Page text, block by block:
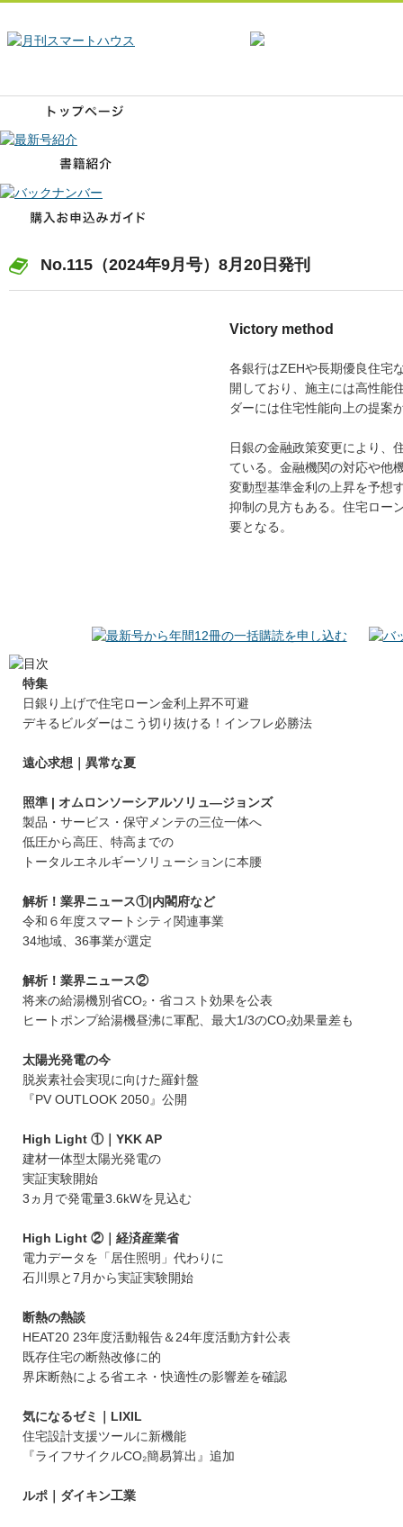
No.115（2024年9月号）8月20日発刊
Victory method
各銀行はZEHや長期優良住宅
開しており、施主には高性能
ダーには住宅性能向上の提案
日銀の金融政策変更により、
ている。金融機関の対応や他
変動型基準金利の上昇を予想
抑制の見方もある。住宅ロー
要となる。
特集
日銀り上げで住宅ローン金利上昇不可避
デキるビルダーはこう切り抜ける！インフレ必勝法
遠心求想｜異常な夏
照準 | オムロンソーシアルソリュ―ジョンズ
製品・サービス・保守メンテの三位一体へ
低圧から高圧、特高までの
トータルエネルギーソリューションに本腰
解析！業界ニュース①|内閣府など
令和６年度スマートシティ関連事業
34地域、36事業が選定
解析！業界ニュース②
将来の給湯機別省CO₂・省コスト効果を公表
ヒートポンプ給湯機昼沸に軍配、最大1/3のCO₂効果量差も
太陽光発電の今
脱炭素社会実現に向けた羅針盤
『PV OUTLOOK 2050』公開
High Light ①｜YKK AP
建材一体型太陽光発電の
実証実験開始
3ヵ月で発電量3.6kWを見込む
High Light ②｜経済産業省
電力データを「居住照明」代わりに
石川県と7月から実証実験開始
断熱の熱談
HEAT20 23年度活動報告＆24年度活動方針公表
既存住宅の断熱改修に的
界床断熱による省エネ・快適性の影響差を確認
気になるゼミ｜LIXIL
住宅設計支援ツールに新機能
『ライフサイクルCO₂簡易算出』追加
ルポ｜ダイキン工業